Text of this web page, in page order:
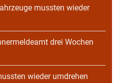
mussten wieder
drei Wochen
wieder umdrehen